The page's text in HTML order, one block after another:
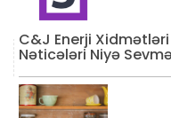
C&J Enerji
Nəticələri Niyə